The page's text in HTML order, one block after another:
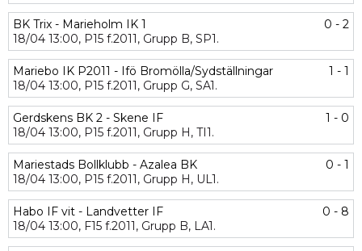
BK Trix - Marieholm IK 1
0 - 2
18/04 13:00, P15 f.2011, Grupp B, SP1.
Mariebo IK P2011 - Ifö Bromölla/Sydställningar
1 - 1
18/04 13:00, P15 f.2011, Grupp G, SA1.
Gerdskens BK 2 - Skene IF
1 - 0
18/04 13:00, P15 f.2011, Grupp H, TI1.
Mariestads Bollklubb - Azalea BK
0 - 1
18/04 13:00, P15 f.2011, Grupp H, UL1.
Habo IF vit - Landvetter IF
0 - 8
18/04 13:00, F15 f.2011, Grupp B, LA1.